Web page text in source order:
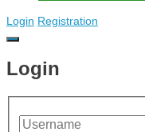
Login Registration
Login